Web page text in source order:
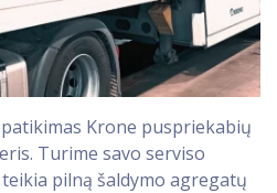
Krone puspriekabių
Turime savo serviso
pilną šaldymo agregatų